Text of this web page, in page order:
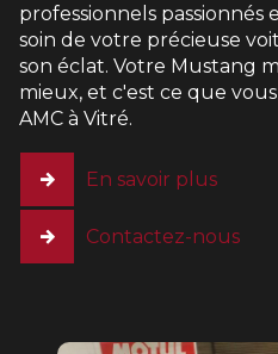
professionnels
soin de votre précieuse
son éclat. Votre Mustang
mieux, et c'est ce que
AMC à Vitré.
En savoir plus
Contactez-nous